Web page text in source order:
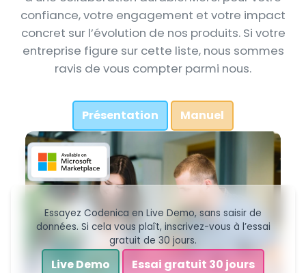
confiance, votre engagement et votre impact
concret sur l’évolution de nos produits. Si votre
entreprise figure sur cette liste, nous sommes
ravis de vous compter parmi nous.
Présentation Manuel
Essayez Codenica en Live Demo, sans saisir de
données. Si cela vous plaît, inscrivez-vous à l’essai
gratuit de 30 jours.
Live Demo Essai gratuit 30 jours